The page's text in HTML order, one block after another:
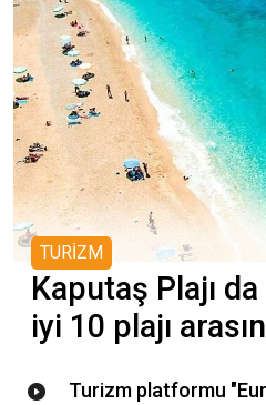
TURİZM
Kaputaş Plajı da
iyi 10 plajı
Turizm platformu